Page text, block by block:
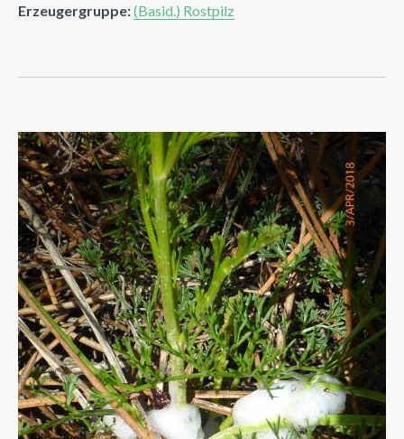
Erzeugergruppe:(Basid.) Rostpilz